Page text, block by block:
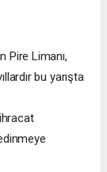
Pire Limanı,
bu yarışta